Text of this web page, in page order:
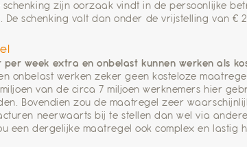
zijn oorzaak vindt in de persoonlijke
schenking valt dan onder de vrijstelling van €
week extra en onbelast kunnen werken als
onbelast werken zeker geen kosteloze
van de circa 7 miljoen werknemers hier
Bovendien zou de maatregel zeer
neerwaarts bij te stellen dan wel via
een dergelijke maatregel ook complex en lastig